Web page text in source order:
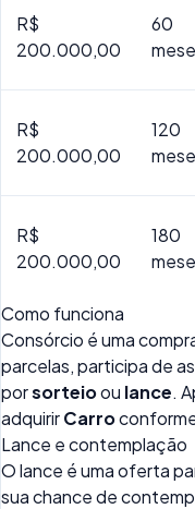
R$
200.000,00
60
R$
200.000,00
120
R$
200.000,00
180
Como funciona
Consórcio é uma
parcelas, participa de
porsorteioou lance.
adquirirCarro
Lance e contemplação
O lance é uma oferta
sua chance de